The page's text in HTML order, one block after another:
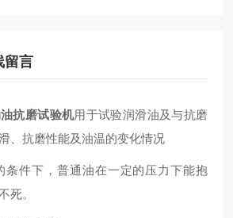
留言
抗磨试验机用于试验润滑油及与抗磨
、抗磨性能及油温的变化情况
条件下，普通油在一定的压力下能抱
死。